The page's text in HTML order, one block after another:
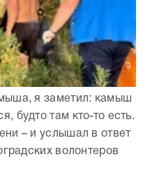
я заметил: камыш
будто там кто-то есть.
– и услышал в ответ
волонтеров